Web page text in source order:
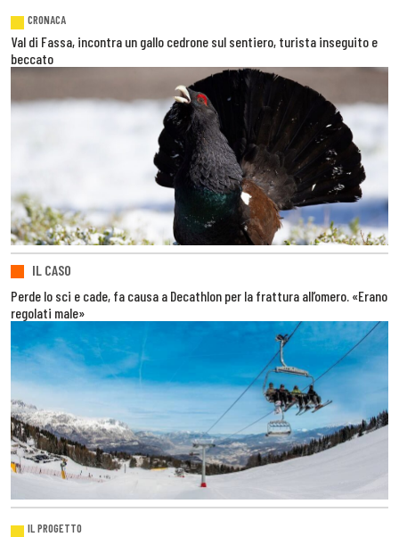
CRONACA
Val di Fassa, incontra un gallo cedrone sul sentiero, turista inseguito e
beccato
IL CASO
Perde lo sci e cade, fa causa a Decathlon per la frattura all’omero. «Erano
regolati male»
IL PROGETTO